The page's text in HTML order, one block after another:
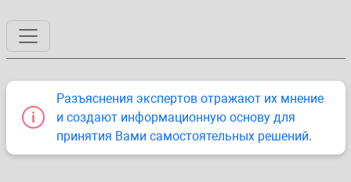
Разъяснения экспертов отражают их мнение
и создают информационную основу для
принятия Вами самостоятельных решений.